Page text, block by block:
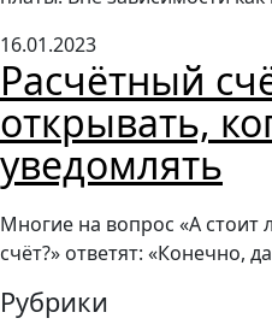
16.01.2023
Расчётный
открывать,
уведомлять
Многие на вопрос «А стоит
счёт?» ответят: «Конечно,
Рубрики